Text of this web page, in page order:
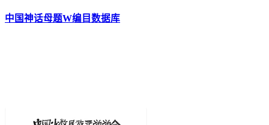
中国神话母题W编目数据库